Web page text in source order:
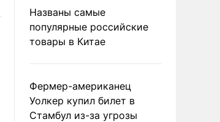
Названы самые
популярные российские
товары в Китае
Фермер-американец
Уолкер купил билет в
Стамбул из-за угрозы